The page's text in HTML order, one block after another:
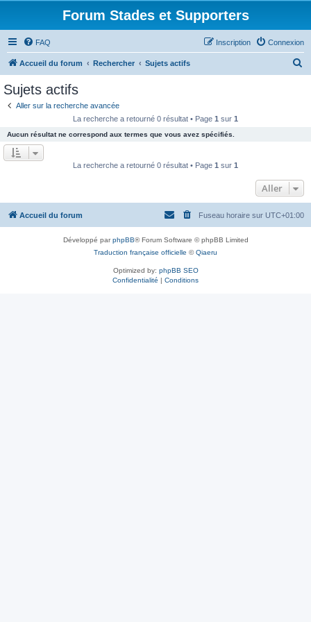
Forum Stades et Supporters
FAQ Connexion
Inscription
Accueil du forum Rechercher Sujets actifs
e
r
Sujets actifs
Aller sur la recherche avancée
La recherche a retourné 0 résultat • Page 1 sur 1
Aucun résultat ne correspond aux termes que vous avez spécifiés.
La recherche a retourné 0 résultat • Page 1 sur 1
Aller
Accueil du forum Fuseau horaire sur UTC+01:00
Développé parphpBB® Forum Software © phpBB Limited
Traduction française officielle ©Qiaeru
Optimized by: phpBB SEO
Confidentialité | Conditions